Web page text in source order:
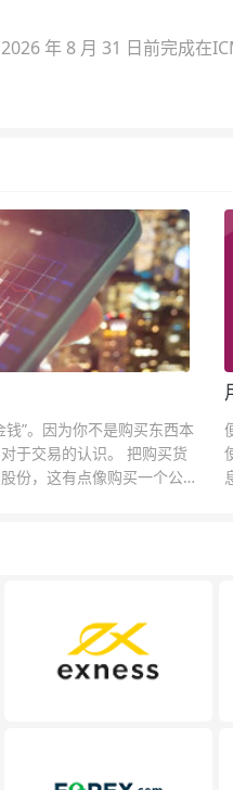
年 8 月 31 日前完成在
”。因为你不是购买东西本
于交易的认识。 把购买货
份，这有点像购买一个公司